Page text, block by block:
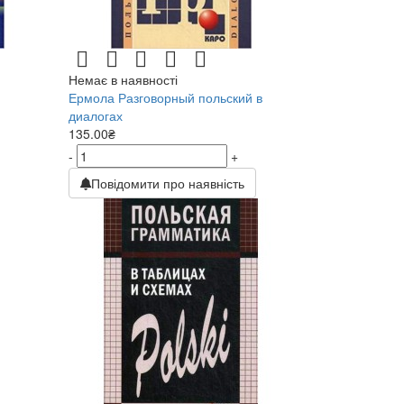
Немає в наявності
Ермола Разговорный польский в
диалогах
135.00₴
-
+
Повідомити про наявність